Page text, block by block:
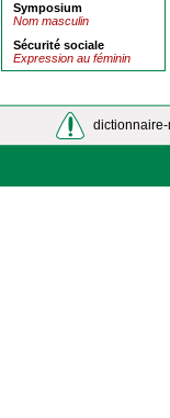
Symposium
Nom masculin
Sécurité sociale
Expression au féminin